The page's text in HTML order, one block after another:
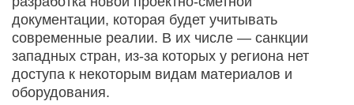
документации, которая будет учитывать
современные реалии. В их числе — санкции
западных стран, из-за которых у региона нет
доступа к некоторым видам материалов и
оборудования.